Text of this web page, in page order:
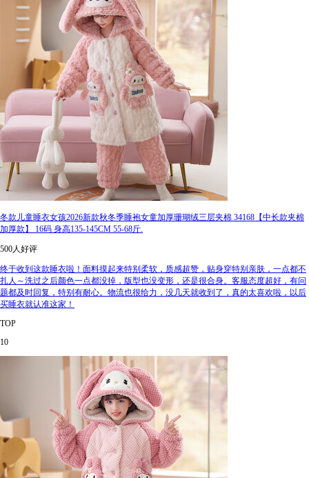
冬款儿童睡衣女孩2026新款秋冬季睡袍女童加厚珊瑚绒三层夹棉 34168【中长款夹棉
加厚款】 16码 身高135-145CM 55-68斤.
500人好评
终于收到这款睡衣啦！面料摸起来特别柔软，质感超赞，贴身穿特别亲肤，一点都不
扎人～洗过之后颜色一点都没掉，版型也没变形，还是很合身。客服态度超好，有问
题都及时回复，特别有耐心。物流也很给力，没几天就收到了，真的太喜欢啦，以后
买睡衣就认准这家！
TOP
10